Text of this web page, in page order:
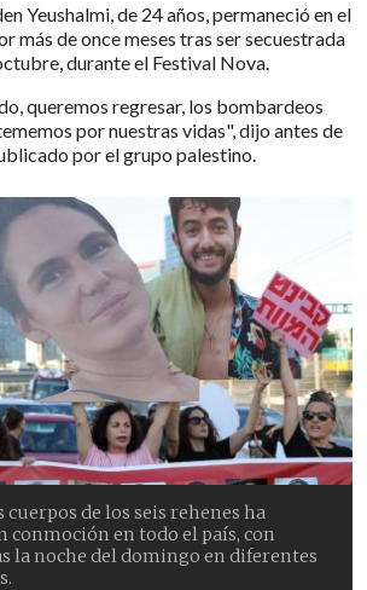
Yeushalmi, de 24 años, permaneció en el
más de once meses tras ser secuestrada
durante el Festival Nova.
queremos regresar, los bombardeos
por nuestras vidas", dijo antes de
por el grupo palestino.
cuerpos de los seis rehenes ha
conmoción en todo el país, con
la noche del domingo en diferentes